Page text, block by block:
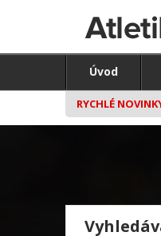
Úvod
RYCHLÉ